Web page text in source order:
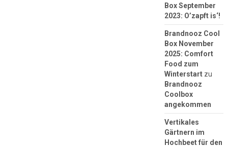
Box September
2023: O’zapft is‘!
Brandnooz Cool
Box November
2025: Comfort
Food zum
Winterstartzu
Brandnooz
Coolbox
angekommen
Vertikales
Gärtnern im
Hochbeet für den